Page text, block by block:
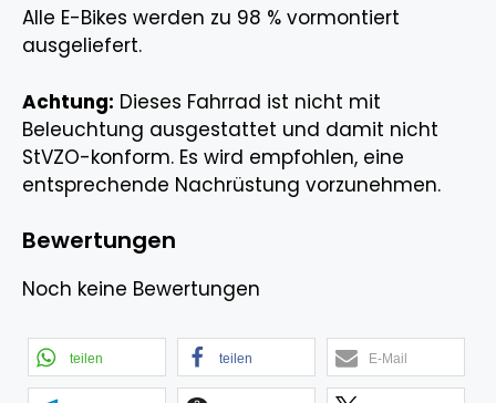
Alle E-Bikes werden zu 98 % vormontiert
ausgeliefert.
Achtung: Dieses Fahrrad ist nicht mit
Beleuchtung ausgestattet und damit nicht
StVZO-konform. Es wird empfohlen, eine
entsprechende Nachrüstung vorzunehmen.
Bewertungen
Noch keine Bewertungen
teilen teilen E-Mail